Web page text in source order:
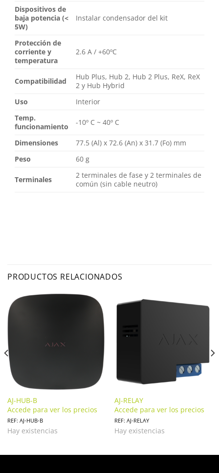
Dispositivos de
baja potencia (<
5W)
Instalar condensador del kit
Protección de
corriente y
temperatura
2.6 A / +60ºC
Compatibilidad
Hub Plus, Hub 2, Hub 2 Plus, ReX, ReX
2 y Hub Hybrid
Uso
Interior
Temp.
funcionamiento
-10º C ~ 40º C
Dimensiones
77.5 (Al) x 72.6 (An) x 31.7 (Fo) mm
Peso
60 g
Terminales
2 terminales de fase y 2 terminales de
común (sin cable neutro)
PRODUCTOS RELACIONADOS
AJ-HUB-B
Accede para ver los precios
REF: AJ-HUB-B
Hay existencias
AJ-RELAY
Accede para ver los precios
REF: AJ-RELAY
Hay existencias